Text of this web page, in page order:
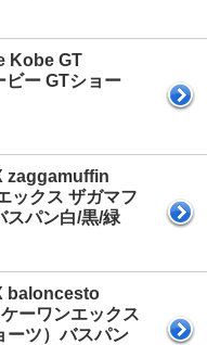
Kobe GT
ー GTショー
zaggamuffin
ックス ザガマフ
スパン白/黒/緑
baloncesto
ーワンエックス
ーツ）バスパン